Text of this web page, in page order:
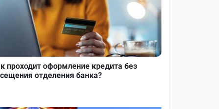
проходит оформление кредита без
отделения банка?